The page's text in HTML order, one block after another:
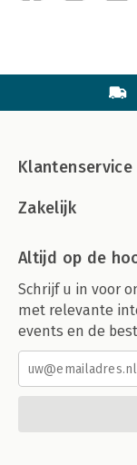
Klantenservice
Zakelijk
Altijd op de
Schrijf u in voor
met relevante
events en de